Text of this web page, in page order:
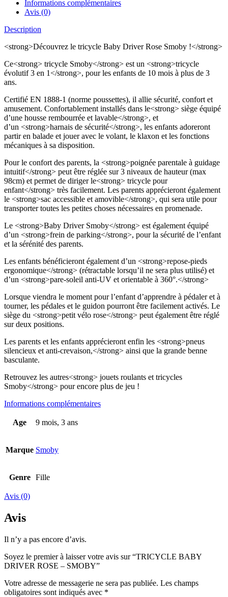
Informations complémentaires
Avis (0)
Description
<strong>Découvrez le tricycle Baby Driver Rose Smoby !</strong>
Ce<strong> tricycle Smoby</strong> est un <strong>tricycle
évolutif 3 en 1</strong>, pour les enfants de 10 mois à plus de 3
ans.
Certifié EN 1888-1 (norme poussettes), il allie sécurité, confort et
amusement. Confortablement installés dans le<strong> siège équipé
d’une housse rembourrée et lavable</strong>, et
d’un <strong>harnais de sécurité</strong>, les enfants adoreront
partir en balade et jouer avec le volant, le klaxon et les fonctions
mécaniques à sa disposition.
Pour le confort des parents, la <strong>poignée parentale à guidage
intuitif</strong> peut être réglée sur 3 niveaux de hauteur (max
98cm) et permet de diriger le<strong> tricycle pour
enfant</strong> très facilement. Les parents apprécieront également
le <strong>sac accessible et amovible</strong>, qui sera utile pour
transporter toutes les petites choses nécessaires en promenade.
Le <strong>Baby Driver Smoby</strong> est également équipé
d’un <strong>frein de parking</strong>, pour la sécurité de l’enfant
et la sérénité des parents.
Les enfants bénéficieront également d’un <strong>repose-pieds
ergonomique</strong> (rétractable lorsqu’il ne sera plus utilisé) et
d’un <strong>pare-soleil anti-UV et orientable à 360°.</strong>
Lorsque viendra le moment pour l’enfant d’apprendre à pédaler et à
tourner, les pédales et le guidon pourront être facilement activés. Le
siège du <strong>petit vélo rose</strong> peut également être réglé
sur deux positions.
Les parents et les enfants apprécieront enfin les <strong>pneus
silencieux et anti-crevaison,</strong> ainsi que la grande benne
basculante.
Retrouvez les autres<strong> jouets roulants et tricycles
Smoby</strong> pour encore plus de jeu !
Informations complémentaires
Age 9 mois, 3 ans
Marque Smoby
Genre Fille
Avis (0)
Avis
Il n’y a pas encore d’avis.
Soyez le premier à laisser votre avis sur “TRICYCLE BABY
DRIVER ROSE – SMOBY”
Votre adresse de messagerie ne sera pas publiée. Les champs
obligatoires sont indiqués avec *